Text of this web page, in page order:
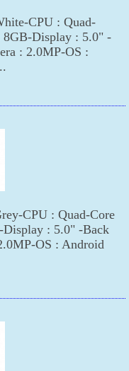
CPU : Quad-
Display : 5.0" -
: 2.0MP-OS :
CPU : Quad-Core
: 5.0" -Back
OS : Android